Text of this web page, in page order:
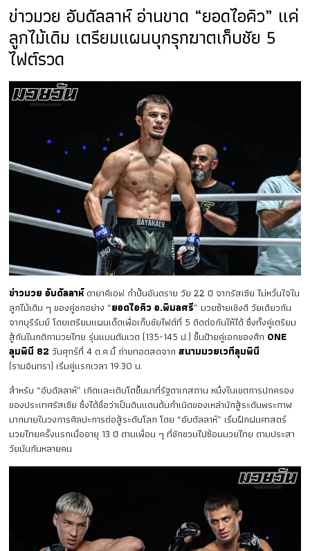
ข่าวมวย อับดัลลาห์ อ่านขาด “ยอดไอคิว” แค่
ลูกไม้เดิม เตรียมแผนบุกรุกฆาตเก็บชัย 5
ไฟต์รวด
ข่าวมวย อับดัลลาห์ดายาคีเอฟ กำปั้นอันตราย วัย 22 ปี จากรัสเซีย ไม่หวั่นใจใน
ลูกไม้เดิม ๆ ของคู่ชกอย่าง “ยอดไอคิว อ.พิมลศรี” มวยซ้ายเชิงดี วัยเดียวกัน
จากบุรีรัมย์ โดยเตรียมแผนเด็ดเพื่อเก็บชัยไฟต์ที่ 5 ติดต่อกันให้ได้ ซึ่งทั้งคู่เตรียม
สู้กันในกติกามวยไทย รุ่นแบนตัมเวต (135-145 ป.) ขึ้นป้ายคู่เอกของศึก ONE
ลุมพินี 82 วันศุกร์ที่ 4 ต.ค.นี้ ถ่ายทอดสดจากสนามมวยเวทีลุมพินี
(รามอินทรา) เริ่มคู่แรกเวลา 19.30 น.
สำหรับ “อับดัลลาห์” เกิดและเติบโตขึ้นมาที่รัฐดาเกสถาน หนึ่งในเขตการปกครอง
ของประเทศรัสเซีย ซึ่งได้ชื่อว่าเป็นดินแดนต้นกำเนิดของเหล่านักสู้ระดับพระกาฬ
มากมายในวงการศิลปะการต่อสู้ระดับโลก โดย “อับดัลลาห์” เริ่มฝึกฝนศาสตร์
มวยไทยครั้งแรกเมื่ออายุ 13 ปี ตามเพื่อน ๆ ที่ชักชวนไปซ้อมมวยไทย ตามประสา
วัยมันกันหลายคน